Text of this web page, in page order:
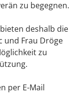
zu begegnen.
deshalb die
und Frau Dröge
zu
per E-Mail